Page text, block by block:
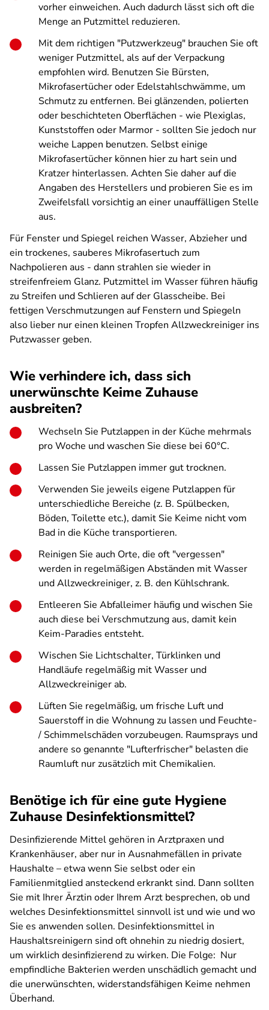
vorher einweichen. Auch dadurch lässt sich oft die
Menge an Putzmittel reduzieren.
Mit dem richtigen "Putzwerkzeug" brauchen Sie oft
weniger Putzmittel, als auf der Verpackung
empfohlen wird. Benutzen Sie Bürsten,
Mikrofasertücher oder Edelstahlschwämme, um
Schmutz zu entfernen. Bei glänzenden, polierten
oder beschichteten Oberflächen - wie Plexiglas,
Kunststoffen oder Marmor - sollten Sie jedoch nur
weiche Lappen benutzen. Selbst einige
Mikrofasertücher können hier zu hart sein und
Kratzer hinterlassen. Achten Sie daher auf die
Angaben des Herstellers und probieren Sie es im
Zweifelsfall vorsichtig an einer unauffälligen Stelle
aus.
Für Fenster und Spiegel reichen Wasser, Abzieher und
ein trockenes, sauberes Mikrofasertuch zum
Nachpolieren aus - dann strahlen sie wieder in
streifenfreiem Glanz. Putzmittel im Wasser führen häufig
zu Streifen und Schlieren auf der Glasscheibe. Bei
fettigen Verschmutzungen auf Fenstern und Spiegeln
also lieber nur einen kleinen Tropfen Allzweckreiniger ins
Putzwasser geben.
Wie verhindere ich, dass sich
unerwünschte Keime Zuhause
ausbreiten?
Wechseln Sie Putzlappen in der Küche mehrmals
pro Woche und waschen Sie diese bei 60°C.
Lassen Sie Putzlappen immer gut trocknen.
Verwenden Sie jeweils eigene Putzlappen für
unterschiedliche Bereiche (z. B. Spülbecken,
Böden, Toilette etc.), damit Sie Keime nicht vom
Bad in die Küche transportieren.
Reinigen Sie auch Orte, die oft "vergessen"
werden in regelmäßigen Abständen mit Wasser
und Allzweckreiniger, z. B. den Kühlschrank.
Entleeren Sie Abfalleimer häufig und wischen Sie
auch diese bei Verschmutzung aus, damit kein
Keim-Paradies entsteht.
Wischen Sie Lichtschalter, Türklinken und
Handläufe regelmäßig mit Wasser und
Allzweckreiniger ab.
Lüften Sie regelmäßig, um frische Luft und
Sauerstoff in die Wohnung zu lassen und Feuchte-
/ Schimmelschäden vorzubeugen. Raumsprays und
andere so genannte "Lufterfrischer" belasten die
Raumluft nur zusätzlich mit Chemikalien.
Benötige ich für eine gute Hygiene
Zuhause Desinfektionsmittel?
Desinfizierende Mittel gehören in Arztpraxen und
Krankenhäuser, aber nur in Ausnahmefällen in private
Haushalte – etwa wenn Sie selbst oder ein
Familienmitglied ansteckend erkrankt sind. Dann sollten
Sie mit Ihrer Ärztin oder Ihrem Arzt besprechen, ob und
welches Desinfektionsmittel sinnvoll ist und wie und wo
Sie es anwenden sollen. Desinfektionsmittel in
Haushaltsreinigern sind oft ohnehin zu niedrig dosiert,
um wirklich desinfizierend zu wirken. Die Folge: Nur
empfindliche Bakterien werden unschädlich gemacht und
die unerwünschten, widerstandsfähigen Keime nehmen
Überhand.